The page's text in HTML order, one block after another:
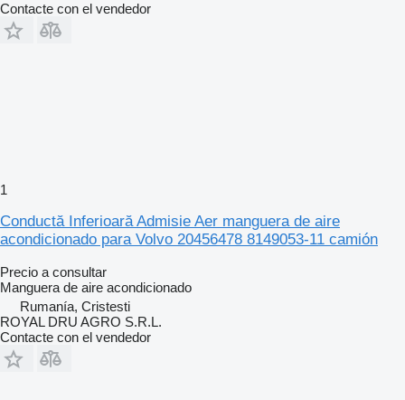
Contacte con el vendedor
1
Conductă Inferioară Admisie Aer manguera de aire
acondicionado para Volvo 20456478 8149053-11 camión
Precio a consultar
Manguera de aire acondicionado
Rumanía, Cristesti
ROYAL DRU AGRO S.R.L.
Contacte con el vendedor